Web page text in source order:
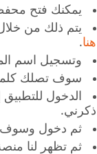
يمكنك فتح
يتم ذلك من
هنا.
وتسجيل اسم
سوف تصلك كلمة
الدخول
ذكرني.
ثم دخول وسوف
ثم تظهر لنا